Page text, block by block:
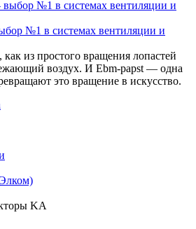
№1 в системах вентиляции и
из простого вращения лопастей
воздух. И Ebm-papst — одна
это вращение в искусство.
KA